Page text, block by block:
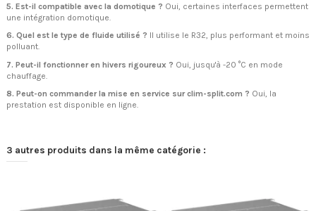
5. Est-il compatible avec la domotique ? Oui, certaines interfaces permettent
une intégration domotique.
6. Quel est le type de fluide utilisé ? Il utilise le R32, plus performant et moins
polluant.
7. Peut-il fonctionner en hivers rigoureux ? Oui, jusqu'à -20 °C en mode
chauffage.
8. Peut-on commander la mise en service sur clim-split.com ? Oui, la
prestation est disponible en ligne.
3 autres produits dans la même catégorie :